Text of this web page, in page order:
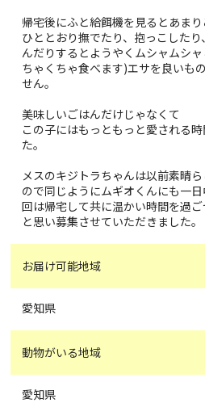
帰宅後にふと給餌機を見るとあま
ひととおり撫でたり、抱っこした
んだりするとようやくムシャムシ
ちゃくちゃ食べます)エサを良いも
せん。
美味しいごはんだけじゃなくて
この子にはもっともっと愛される
た。
メスのキジトラちゃんは以前素晴
ので同じようにムギオくんにも一
回は帰宅して共に温かい時間を過
と思い募集させていただきました。
お届け可能地域
愛知県
動物がいる地域
愛知県